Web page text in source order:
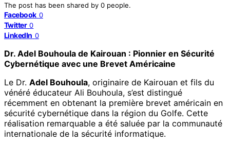
The post has been shared by 0 people.
Facebook 0
Twitter 0
LinkedIn 0
Dr. Adel Bouhoula de Kairouan : Pionnier en Sécurité
Cybernétique avec une Brevet Américaine
Le Dr. Adel Bouhoula, originaire de Kairouan et fils du
vénéré éducateur Ali Bouhoula, s’est distingué
récemment en obtenant la première brevet américain en
sécurité cybernétique dans la région du Golfe. Cette
réalisation remarquable a été saluée par la communauté
internationale de la sécurité informatique.